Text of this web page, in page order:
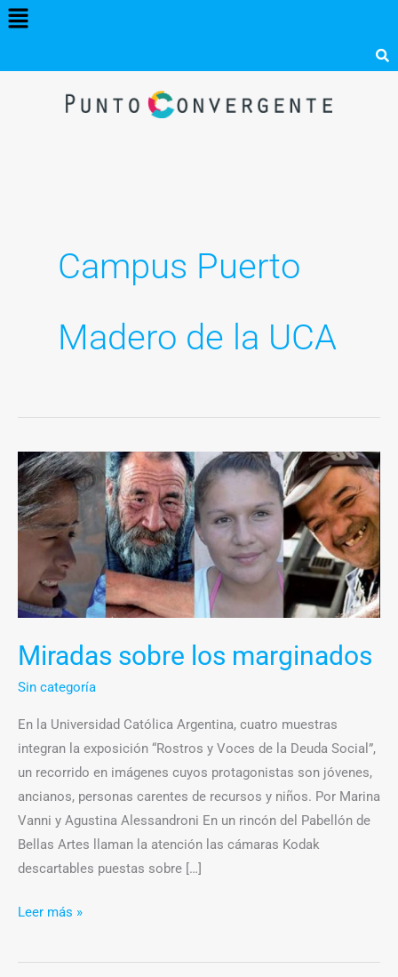
Menú
Campus Puerto
Madero de la UCA
Miradas sobre los marginados
Sin categoría
En la Universidad Católica Argentina, cuatro muestras
integran la exposición “Rostros y Voces de la Deuda Social”,
un recorrido en imágenes cuyos protagonistas son jóvenes,
ancianos, personas carentes de recursos y niños. Por Marina
Vanni y Agustina Alessandroni En un rincón del Pabellón de
Bellas Artes llaman la atención las cámaras Kodak
descartables puestas sobre […]
Miradas
sobre
los
marginados
Leer más »